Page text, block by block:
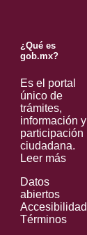
¿Qué es
gob.mx?
Es el portal
único de
trámites,
información y
participación
ciudadana.
Leer más
Datos
abiertos
Accesibilidad
Términos